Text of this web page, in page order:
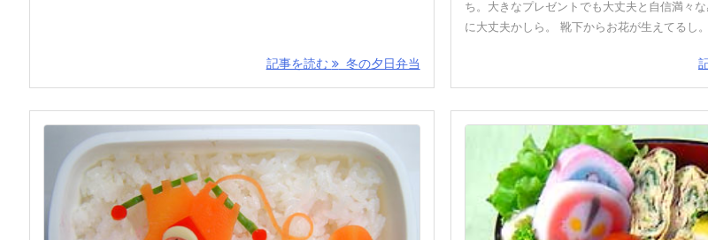
記事を読む 冬の夕日弁当
ち。大きなプレゼントでも大丈夫と自信満々
に大丈夫かしら。 靴下からお花が生えてるし。